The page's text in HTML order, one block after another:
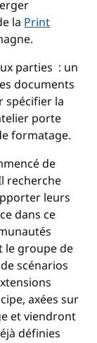
laPrint
parties : un
documents
spécifier la
porte
formatage.
de
recherche
leurs
dans ce
le groupe de
scénarios
axées sur
et viendront
définies